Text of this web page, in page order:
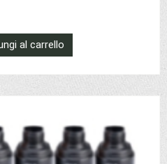
al carrello